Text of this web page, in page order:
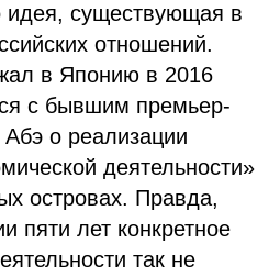
идея, существующая в
отношений.
в Японию в 2016
с бывшим премьер-
о реализации
деятельности»
островах. Правда,
пяти лет конкретное
так не